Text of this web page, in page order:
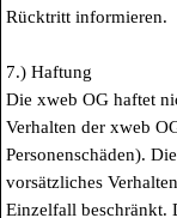
Rücktritt informieren.
7.) Haftung
Die xweb OG haftet
Verhalten der xweb
Personenschäden).
vorsätzliches
Einzelfall beschränkt.